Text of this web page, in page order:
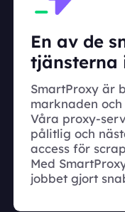
En av de
tjänsterna
SmartProxy är
marknaden
Våra proxy-
pålitlig och
access för
Med
jobbet gjort